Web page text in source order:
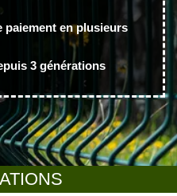
en plusieurs
3 générations